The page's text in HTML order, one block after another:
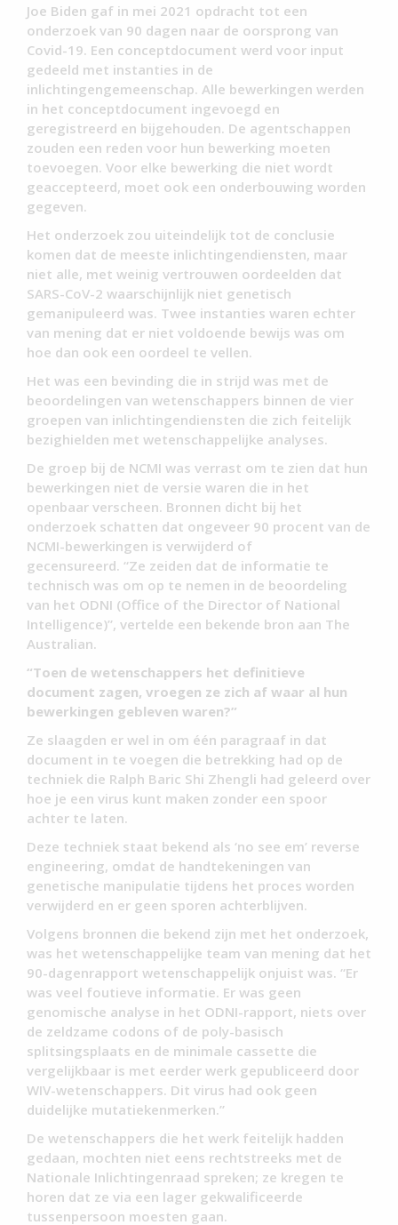
Joe Biden gaf in mei 2021 opdracht tot een
onderzoek van 90 dagen naar de oorsprong van
Covid-19. Een conceptdocument werd voor input
gedeeld met instanties in de
inlichtingengemeenschap. Alle bewerkingen werden
in het conceptdocument ingevoegd en
geregistreerd en bijgehouden. De agentschappen
zouden een reden voor hun bewerking moeten
toevoegen. Voor elke bewerking die niet wordt
geaccepteerd, moet ook een onderbouwing worden
gegeven.
Het onderzoek zou uiteindelijk tot de conclusie
komen dat de meeste inlichtingendiensten, maar
niet alle, met weinig vertrouwen oordeelden dat
SARS-CoV-2 waarschijnlijk niet genetisch
gemanipuleerd was. Twee instanties waren echter
van mening dat er niet voldoende bewijs was om
hoe dan ook een oordeel te vellen.
Het was een bevinding die in strijd was met de
beoordelingen van wetenschappers binnen de vier
groepen van inlichtingendiensten die zich feitelijk
bezighielden met wetenschappelijke analyses.
De groep bij de NCMI was verrast om te zien dat hun
bewerkingen niet de versie waren die in het
openbaar verscheen. Bronnen dicht bij het
onderzoek schatten dat ongeveer 90 procent van de
NCMI-bewerkingen is verwijderd of
gecensureerd. “Ze zeiden dat de informatie te
technisch was om op te nemen in de beoordeling
van het ODNI (Office of the Director of National
Intelligence)”, vertelde een bekende bron aan The
Australian.
“Toen de wetenschappers het definitieve
document zagen, vroegen ze zich af waar al hun
bewerkingen gebleven waren?”
Ze slaagden er wel in om één paragraaf in dat
document in te voegen die betrekking had op de
techniek die Ralph Baric Shi Zhengli had geleerd over
hoe je een virus kunt maken zonder een spoor
achter te laten.
Deze techniek staat bekend als ‘no see em’ reverse
engineering, omdat de handtekeningen van
genetische manipulatie tijdens het proces worden
verwijderd en er geen sporen achterblijven.
Volgens bronnen die bekend zijn met het onderzoek,
was het wetenschappelijke team van mening dat het
90-dagenrapport wetenschappelijk onjuist was. “Er
was veel foutieve informatie. Er was geen
genomische analyse in het ODNI-rapport, niets over
de zeldzame codons of de poly-basisch
splitsingsplaats en de minimale cassette die
vergelijkbaar is met eerder werk gepubliceerd door
WIV-wetenschappers. Dit virus had ook geen
duidelijke mutatiekenmerken.”
De wetenschappers die het werk feitelijk hadden
gedaan, mochten niet eens rechtstreeks met de
Nationale Inlichtingenraad spreken; ze kregen te
horen dat ze via een lager gekwalificeerde
tussenpersoon moesten gaan.